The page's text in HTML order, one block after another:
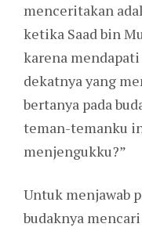
menceritakan
ketika Saad bin
karena
dekatnya yang
bertanya pada
teman-temanku
menjengukku?”
Untuk menjawab
budaknya